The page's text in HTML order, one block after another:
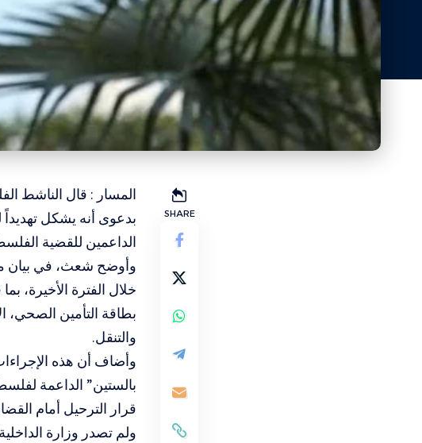
SHARE
المسار : قال الناشط
بدعوى أنه يشكل
الداعمين للقضية
خلال الفترة الأخيرة،
بطاقة التأمين
والتنقل.
وأضاف أن هذه
بالستين” الداعمة
قرار الترحيل أمام
ولم تصدر وزارة